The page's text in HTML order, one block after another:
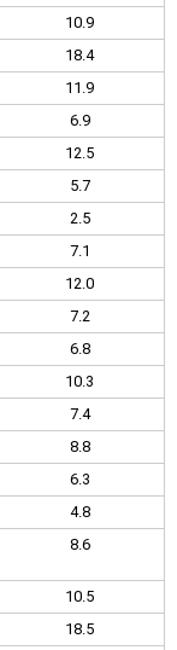
10.9
18.4
11.9
6.9
12.5
5.7
2.5
7.1
12.0
7.2
6.8
10.3
7.4
8.8
6.3
4.8
8.6
10.5
18.5